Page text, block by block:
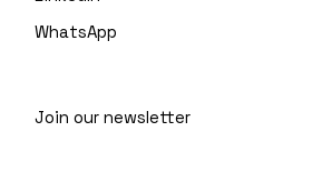
WhatsApp
Join our newsletter